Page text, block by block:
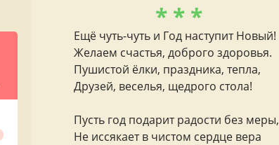
* * *
Ещё чуть-чуть и Год наступит Новый!
Желаем счастья, доброго здоровья.
Пушистой ёлки, праздника, тепла,
Друзей, веселья, щедрого стола!
Пусть год подарит радости без меры,
Не иссякает в чистом сердце вера